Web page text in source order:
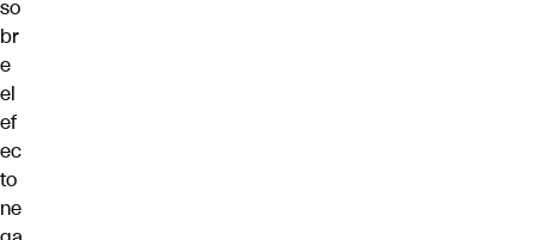
so
br
e
el
ef
ec
to
ne